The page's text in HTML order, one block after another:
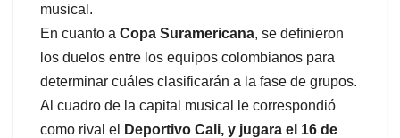
musical.
En cuanto a Copa Suramericana, se definieron
los duelos entre los equipos colombianos para
determinar cuáles clasificarán a la fase de grupos.
Al cuadro de la capital musical le correspondió
como rival el
Deportivo Cali, y jugara el 16 de